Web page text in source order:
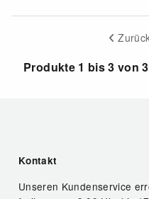
Produkte 1 bis 3 von
Kontakt
Unseren Kundenservice